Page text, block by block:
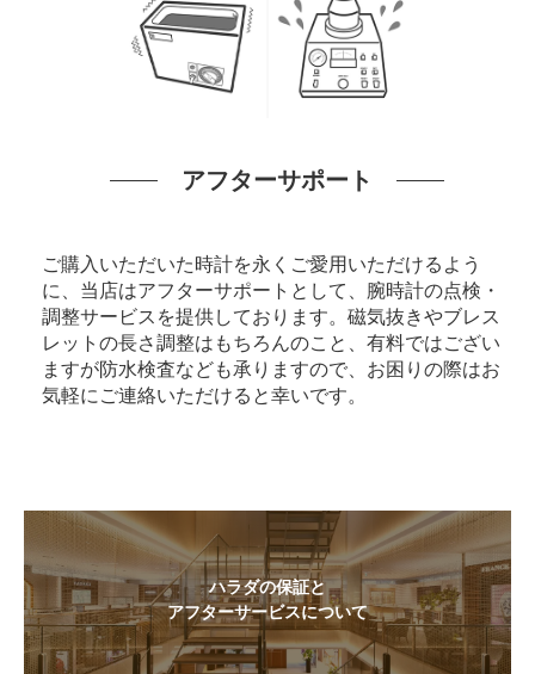
アフターサポート
ご購入いただいた時計を永くご愛用いただけるよう
に、当店はアフターサポートとして、腕時計の点検・
調整サービスを提供しております。磁気抜きやブレス
レットの長さ調整はもちろんのこと、有料ではござい
ますが防水検査なども承りますので、お困りの際はお
気軽にご連絡いただけると幸いです。
ハラダの保証と
アフターサービスについて